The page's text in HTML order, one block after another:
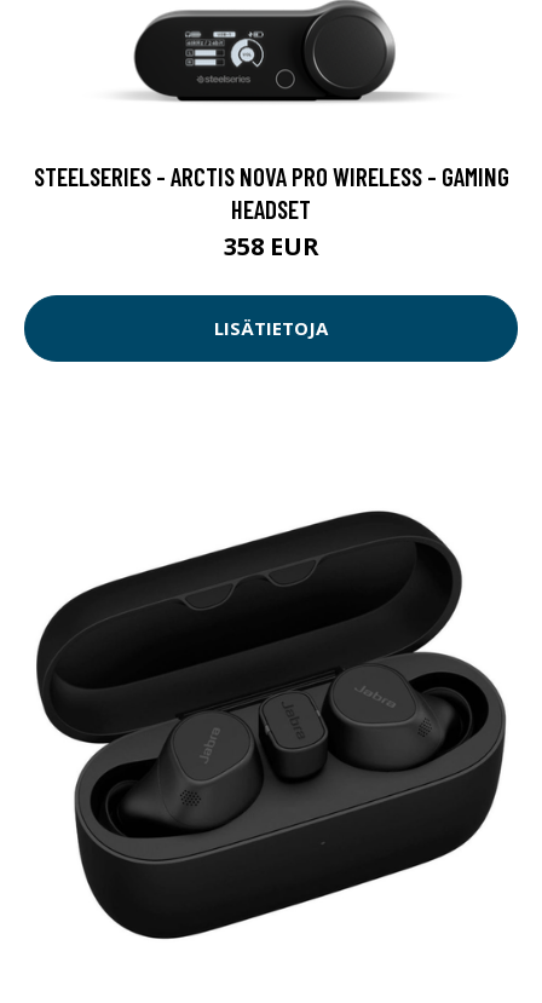
STEELSERIES - ARCTIS NOVA PRO WIRELESS - GAMING
HEADSET
358 EUR
LISÄTIETOJA